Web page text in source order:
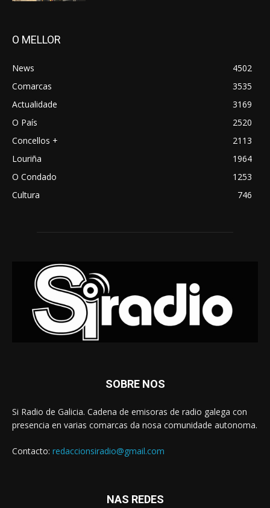
O MELLOR
News
4502
Comarcas
3535
Actualidade
3169
O País
2520
Concellos +
2113
Louriña
1964
O Condado
1253
Cultura
746
SOBRE NOS
Si Radio de Galicia. Cadena de emisoras de radio galega con
presencia en varias comarcas da nosa comunidade autonoma.
Contacto: redaccionsiradio@gmail.com
NAS REDES